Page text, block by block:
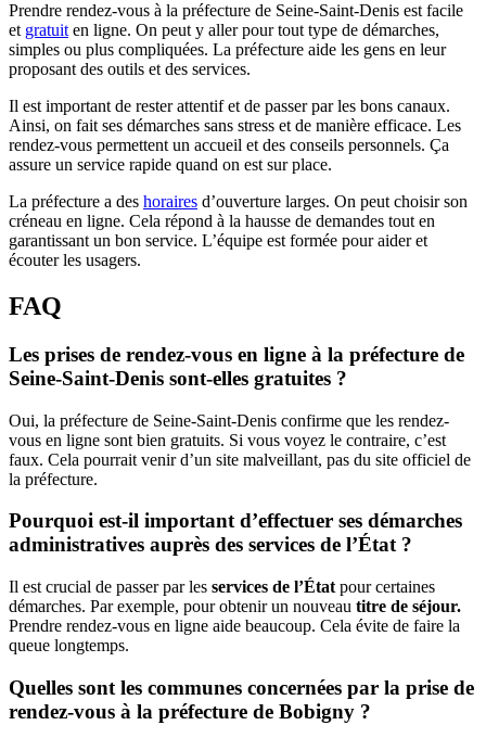
Prendre rendez-vous à la préfecture de Seine-Saint-Denis est facile
et gratuit en ligne. On peut y aller pour tout type de démarches,
simples ou plus compliquées. La préfecture aide les gens en leur
proposant des outils et des services.
Il est important de rester attentif et de passer par les bons canaux.
Ainsi, on fait ses démarches sans stress et de manière efficace. Les
rendez-vous permettent un accueil et des conseils personnels. Ça
assure un service rapide quand on est sur place.
La préfecture a des horaires d’ouverture larges. On peut choisir son
créneau en ligne. Cela répond à la hausse de demandes tout en
garantissant un bon service. L’équipe est formée pour aider et
écouter les usagers.
FAQ
Les prises de rendez-vous en ligne à la préfecture de
Seine-Saint-Denis sont-elles gratuites ?
Oui, la préfecture de Seine-Saint-Denis confirme que les rendez-
vous en ligne sont bien gratuits. Si vous voyez le contraire, c’est
faux. Cela pourrait venir d’un site malveillant, pas du site officiel de
la préfecture.
Pourquoi est-il important d’effectuer ses démarches
administratives auprès des services de l’État ?
Il est crucial de passer par les services de l’État pour certaines
démarches. Par exemple, pour obtenir un nouveau titre de séjour.
Prendre rendez-vous en ligne aide beaucoup. Cela évite de faire la
queue longtemps.
Quelles sont les communes concernées par la prise de
rendez-vous à la préfecture de Bobigny ?